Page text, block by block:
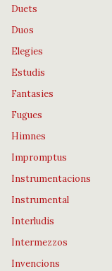
Duets
Duos
Elegies
Estudis
Fantasies
Fugues
Himnes
Impromptus
Instrumentacions
Instrumental
Interludis
Intermezzos
Invencions